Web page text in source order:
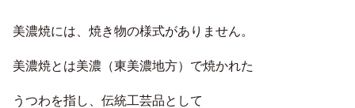
美濃焼には、焼き物の様式がありません。
美濃焼とは美濃（東美濃地方）で焼かれた
うつわを指し、伝統工芸品として